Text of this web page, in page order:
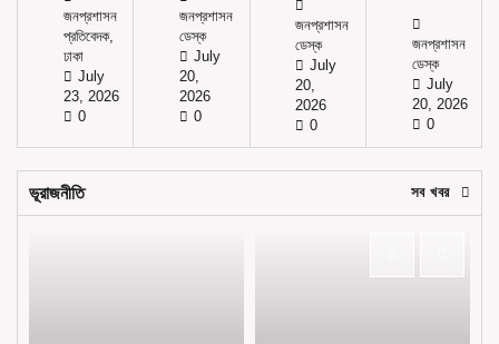
জনপ্রশাসন
প্রতিবেদক,
ঢাকা
July
23, 2026
0
জনপ্রশাসন
ডেস্ক
July
20,
2026
0
জনপ্রশাসন
ডেস্ক
July
20,
2026
0
জনপ্রশাসন
ডেস্ক
July
20, 2026
0
ভূরাজনীতি সব খবর